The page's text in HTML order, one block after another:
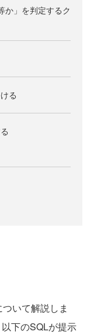
か」を判定するク
る
いて解説しま
以下のSQLが提示